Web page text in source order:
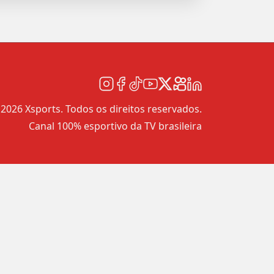
Xsports. Todos os direitos reservados.
Canal 100% esportivo da TV brasileira